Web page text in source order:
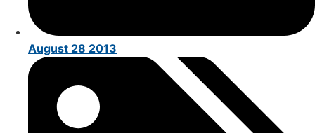
August 28 2013